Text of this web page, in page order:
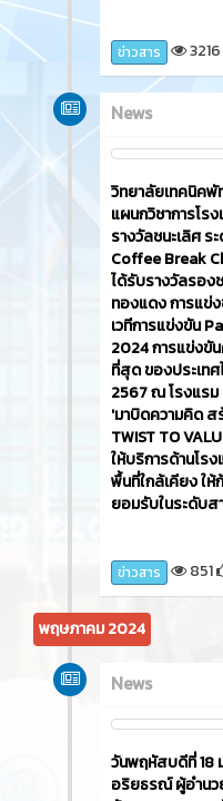
ข่าวสาร 3216
News
วิทยาลัยเทคนิค
แผนกวิชาการโร
รางวัลชนะเลิศ
Coffee Break
ได้รับรางวัลรอง
ทองแดง การแข่
เวทีการแข่งขัน
2024 การแข่งขั
ที่สุด ของประเทศ
2567 ณ โรงแรม
'มาบิดความคิด ส
TWIST TO
ให้บริการด้านโร
พื้นที่ใกล้เคียง ให้
ยอมรับในระดับส
ข่าวสาร 851
พฤษภาคม 2024
News
วันพฤหัสบดีที่ 18
อริยธรณ์ ผู้อำนว